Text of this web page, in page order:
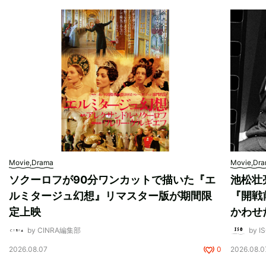
Movie,Drama
ソクーロフが90分ワンカットで描いた『エ
ルミタージュ幻想』リマスター版が期間限
定上映
by CINRA編集部
2026.08.07 0
池松壮
『開
かわせ
by